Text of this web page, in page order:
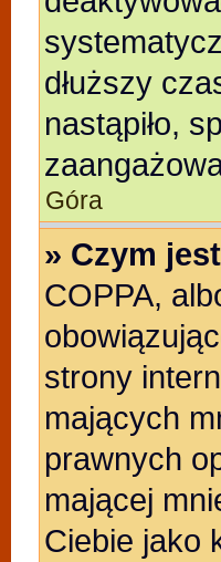
dłuższy
nastąpiło,
Góra
» Czym
COPPA,
strony
mających
prawnych
mającej
Ciebie jako